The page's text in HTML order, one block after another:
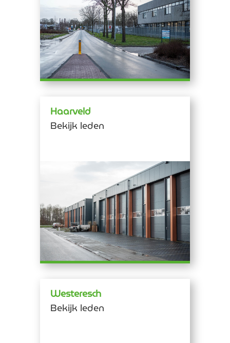
Haarveld
Bekijk leden
Westeresch
Bekijk leden